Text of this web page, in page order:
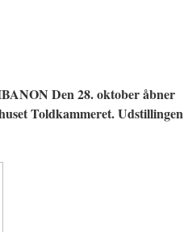
Den 28. oktober åbner
Toldkammeret. Udstillingen